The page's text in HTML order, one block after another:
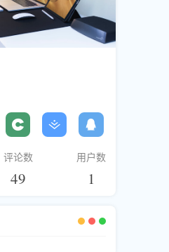
评论数
49
用户数
1